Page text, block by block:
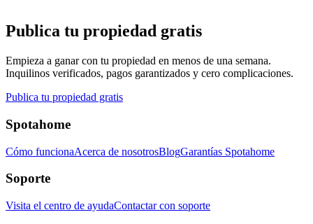
Publica tu propiedad gratis
Empieza a ganar con tu propiedad en menos de una semana.
Inquilinos verificados, pagos garantizados y cero complicaciones.
Publica tu propiedad gratis
Spotahome
Cómo funcionaAcerca de nosotrosBlogGarantías Spotahome
Soporte
Visita el centro de ayudaContactar con soporte